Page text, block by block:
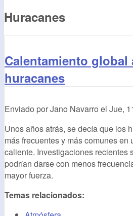
Huracanes
Calentamiento global
huracanes
Enviado porJano Navarro el Jue,
Unos años atrás, se decía que los
más frecuentes y más comunes
caliente. Investigaciones recientes
podrían darse con menos
mayor fuerza.
Temas relacionados: